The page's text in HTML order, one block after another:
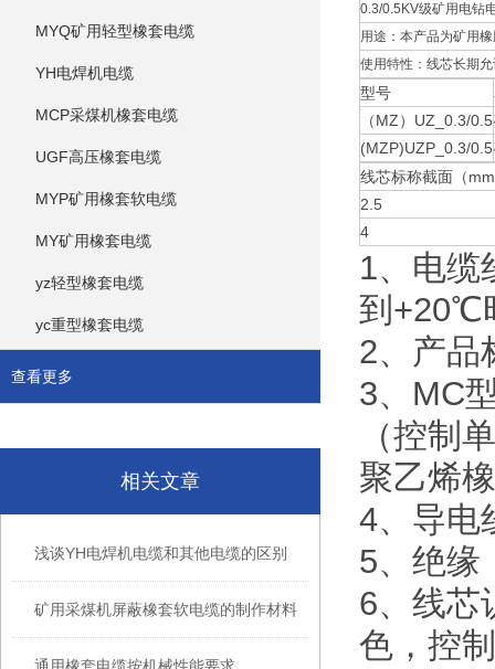
MYQ矿用轻型橡套电缆
YH电焊机电缆
MCP采煤机橡套电缆
UGF高压橡套电缆
MYP矿用橡套软电缆
MY矿用橡套电缆
yz轻型橡套电缆
yc重型橡套电缆
查看更多
相关文章
浅谈YH电焊机电缆和其他电缆的区别
矿用采煤机屏蔽橡套软电缆的制作材料
0.3/0.5KV级矿用电钻
用途：本产品为矿用
使用特性：线芯长期
型号
（MZ）UZ_0.3/0.5
(MZP)UZP_0.3/0.5
线芯标称截面（
2.5
4
1、电缆
到+20℃
2、产品
3、MC
（控制
聚乙烯
4、导电
5、绝缘
6、线芯
色，控